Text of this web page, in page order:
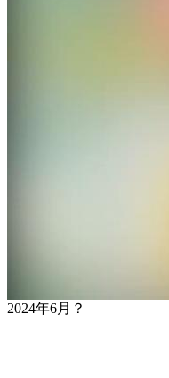
2024年6月？